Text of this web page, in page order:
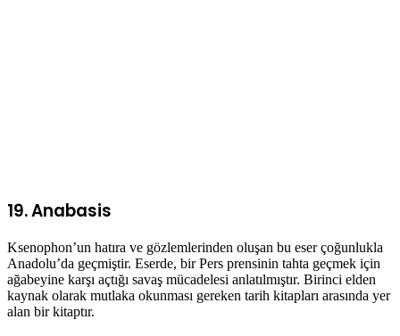
19. Anabasis
Ksenophon’un hatıra ve gözlemlerinden oluşan bu eser çoğunlukla
Anadolu’da geçmiştir. Eserde, bir Pers prensinin tahta geçmek için
ağabeyine karşı açtığı savaş mücadelesi anlatılmıştır. Birinci elden
kaynak olarak mutlaka okunması gereken tarih kitapları arasında yer
alan bir kitaptır.